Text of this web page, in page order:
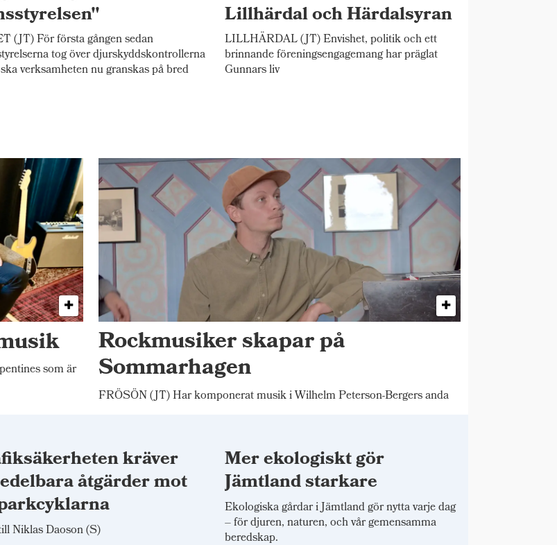
(JT) För första gången sedan
tog över djurskyddskontrollerna
verksamheten nu granskas på bred
Lillhärdal och Härdalsyran
LILLHÄRDAL (JT) Envishet, politik och ett
brinnande föreningsengagemang har präglat
Gunnars liv
som är
Rockmusiker skapar på
Sommarhagen
FRÖSÖN (JT) Har komponerat musik i Wilhelm Peterson-Bergers anda
kräver
åtgärder mot
Niklas Daoson (S)
Mer ekologiskt gör
Jämtland starkare
Ekologiska gårdar i Jämtland gör nytta varje dag
– för djuren, naturen, och vår gemensamma
beredskap.